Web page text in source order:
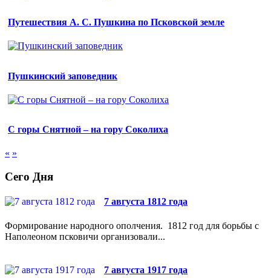
Путешествия А. С. Пушкина по Псковской земле
Пушкинский заповедник
С горы Снятной – на гору Соколиха
« »
Сего Дня
7 августа 1812 года
Формирование народного ополчения. 1812 год для борьбы с
Наполеоном псковичи организовали...
7 августа 1917 года